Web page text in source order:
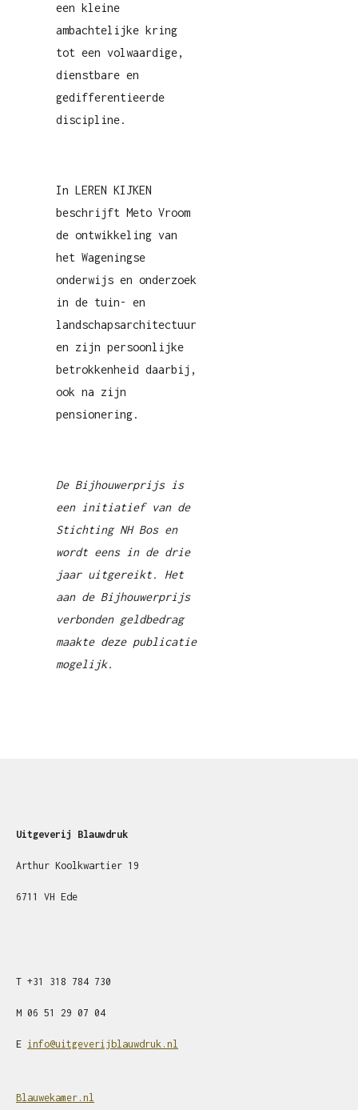
een kleine
ambachtelijke kring
tot een volwaardige,
dienstbare en
gedifferentieerde
discipline.
In LEREN KIJKEN
beschrijft Meto Vroom
de ontwikkeling van
het Wageningse
onderwijs en onderzoek
in de tuin- en
landschapsarchitectuur
en zijn persoonlijke
betrokkenheid daarbij,
ook na zijn
pensionering.
De Bijhouwerprijs is
een initiatief van de
Stichting NH Bos en
wordt eens in de drie
jaar uitgereikt. Het
aan de Bijhouwerprijs
verbonden geldbedrag
maakte deze publicatie
mogelijk.
Uitgeverij Blauwdruk
Arthur Koolkwartier 19
6711 VH Ede
T +31 318 784 730
M 06 51 29 07 04
E info@uitgeverijblauwdruk.nl
Blauwekamer.nl